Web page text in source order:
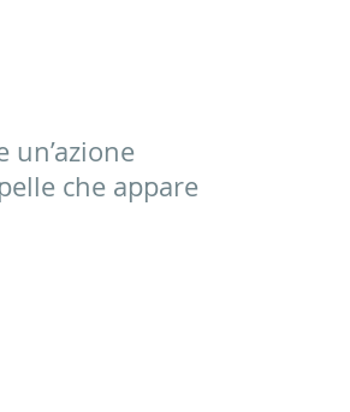
un’azione
che appare